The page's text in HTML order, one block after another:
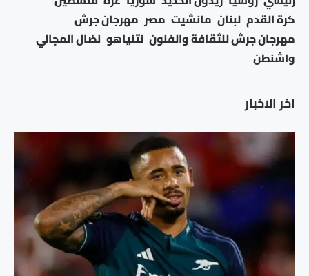
اخر الاخبار
كرة القدم لبنان مانشيت مصر مهرجان جرش
مهرجان جرش للثقافة والفنون نتنياهو نضال المجالي
واشنطن